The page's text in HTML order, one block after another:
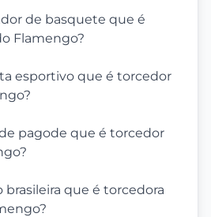
de basquete que é
Flamengo?
esportivo que é torcedor
pagode que é torcedor
brasileira que é torcedora